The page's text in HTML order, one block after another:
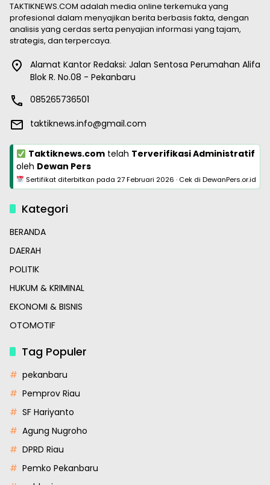
TAKTIKNEWS.COM adalah media online terkemuka yang
profesional dalam menyajikan berita berbasis fakta, dengan
analisis yang cerdas serta penyajian informasi yang tajam,
strategis, dan terpercaya.
Alamat Kantor Redaksi: Jalan Sentosa Perumahan Alifa
Blok R. No.08 - Pekanbaru
085265736501
taktiknews.info@gmail.com
Taktiknews.comtelah Terverifikasi Administratif
oleh Dewan Pers
Sertifikat diterbitkan pada 27 Februari 2026 · Cek di DewanPers.or.id
Kategori
BERANDA
DAERAH
POLITIK
HUKUM & KRIMINAL
EKONOMI & BISNIS
OTOMOTIF
Tag Populer
pekanbaru
Pemprov Riau
SF Hariyanto
Agung Nugroho
DPRD Riau
Pemko Pekanbaru